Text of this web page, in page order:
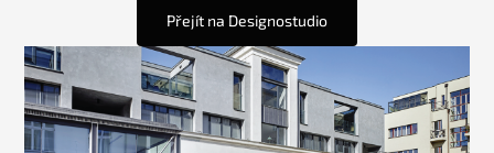
Přejít na Designostudio